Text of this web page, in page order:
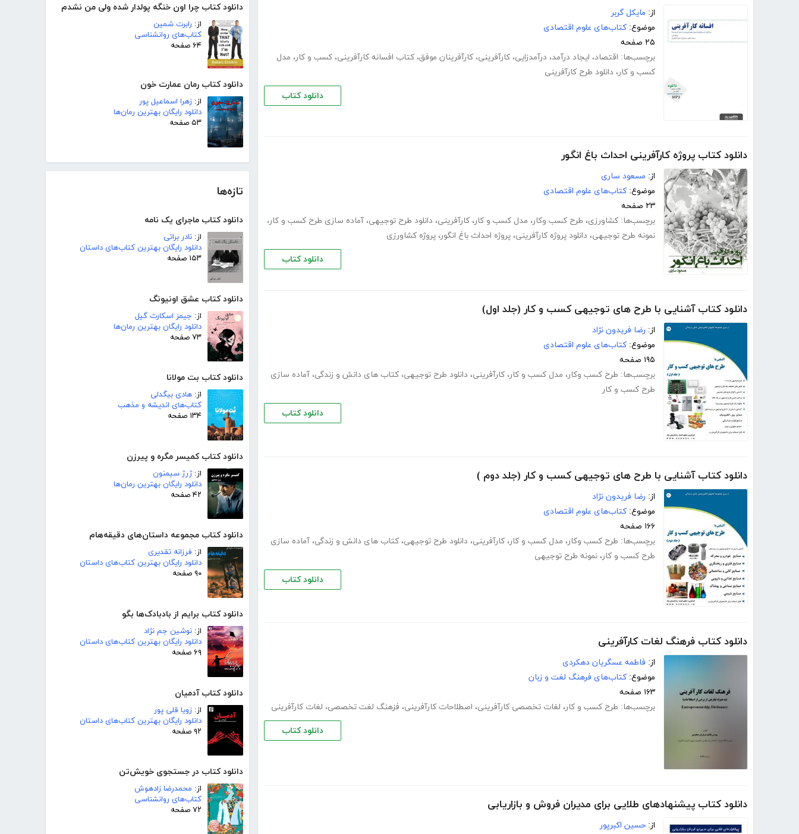
دانلود کتاب چرا اون خنگه پولدار شده ولی من نشدم
از: رابرت شمین
کتاب‌های روانشناسی
۶۴ صفحه
دانلود کتاب رمان عمارت خون
از: زهرا اسماعیل پور
دانلود رایگان بهترین رمان‌ها
۵۳ صفحه
تازه‌ها
دانلود کتاب ماجرای یک نامه
از: نادر براتی
دانلود رایگان بهترین کتاب‌های داستان
۱۵۳ صفحه
دانلود کتاب عشق اونیونگ
از: جیمز اسکارث گیل
دانلود رایگان بهترین رمان‌ها
۷۳ صفحه
دانلود کتاب بت مولانا
از: هادی بیگدلی
کتاب‌های اندیشه و مذهب
۱۳۴ صفحه
دانلود کتاب کمیسر مگره و پیرزن
از:ژرژ سیمنون
دانلود رایگان بهترین رمان‌ها
۴۲ صفحه
دانلود کتاب مجموعه داستان‌های دقیقه‌هام
از: فرزانه تقدیری
دانلود رایگان بهترین کتاب‌های داستان
۹۰ صفحه
دانلود کتاب برایم از بادبادک‌ها بگو
از: نوشین جم نژاد
دانلود رایگان بهترین کتاب‌های داستان
۶۹ صفحه
دانلود کتاب آدمیان
از: زویا قلی پور
دانلود رایگان بهترین کتاب‌های داستان
۹۲ صفحه
دانلود کتاب در جستجوی خویش‌تن
از: محمدرضا زادهوش
کتاب‌های روانشناسی
۷۲ صفحه
از: مایکل گربر
موضوع: کتاب‌های علوم اقتصادی
۲۵ صفحه
برچسب‌ها: اقتصاد، ایجاد درآمد، درآمدزایی، کارآفرینی، کارآفرینان موفق، کتاب افسانه کارآفرینی، کسب و کار، مدل
کسب و کار، دانلود طرح کارآفرینی
دانلود کتاب
دانلود کتاب پروژه کارآفرینی احداث باغ انگور
از: مسعود ساری
موضوع: کتاب‌های علوم اقتصادی
۲۳ صفحه
برچسب‌ها: کشاورزی، طرح کسب وکار، مدل کسب و کار، کارآفرینی، دانلود طرح توجیهی، آماده سازی طرح کسب و کار،
نمونه طرح توجیهی، دانلود پروژه کارآفرینی، پروژه احداث باغ انگور، پروژه کشاورزی
دانلود کتاب
دانلود کتاب آشنایی با طرح های توجیهی کسب و کار (جلد اول)
از: رضا فریدون نژاد
موضوع: کتاب‌های علوم اقتصادی
۱۹۵ صفحه
برچسب‌ها: طرح کسب وکار، مدل کسب و کار، کارآفرینی، دانلود طرح توجیهی، کتاب های دانش و زندگی، آماده سازی
طرح کسب و کار
دانلود کتاب
دانلود کتاب آشنایی با طرح های توجیهی کسب و کار (جلد دوم )
از: رضا فریدون نژاد
موضوع: کتاب‌های علوم اقتصادی
۱۶۶ صفحه
برچسب‌ها: طرح کسب وکار، مدل کسب و کار، کارآفرینی، دانلود طرح توجیهی، کتاب های دانش و زندگی، آماده سازی
طرح کسب و کار، نمونه طرح توجیهی
دانلود کتاب
دانلود کتاب فرهنگ لغات کارآفرینی
از: فاطمه عسگریان دهکردی
موضوع: کتاب‌های فرهنگ لغت و زبان
۱۶۳ صفحه
برچسب‌ها: طرح کسب و کار، لغات تخصصی کارآفرینی، اصطلاحات کارآفرینی، فزهنگ لغت تخصصی، لغات کارآفرینی
دانلود کتاب
دانلود کتاب پیشنهادهای طلایی برای مدیران فروش و بازاریابی
از: حسین اکبرپور